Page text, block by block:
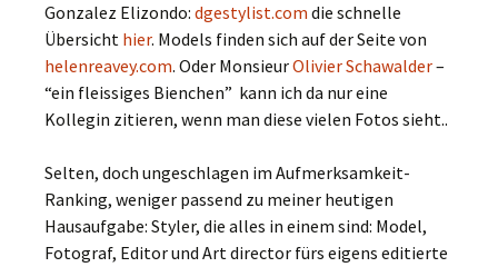
Gonzalez Elizondo: dgestylist.com die schnelle
Übersicht hier. Models finden sich auf der Seite von
helenreavey.com. Oder MonsieurOlivier Schawalder–
“ein fleissiges Bienchen” kann ich da nur eine
Kollegin zitieren, wenn man diese vielen Fotos sieht..
Selten, doch ungeschlagen im Aufmerksamkeit-
Ranking, weniger passend zu meiner heutigen
Hausaufgabe: Styler, die alles in einem sind: Model,
Fotograf, Editor und Art director fürs eigens editierte